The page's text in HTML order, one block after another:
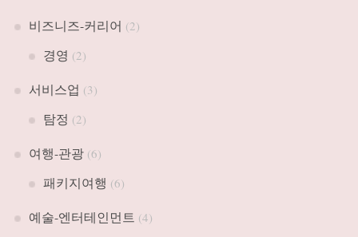
비즈니즈-커리어 (2)
경영 (2)
서비스업 (3)
탐정 (2)
여행-관광(6)
패키지여행 (6)
예술-엔터테인먼트 (4)